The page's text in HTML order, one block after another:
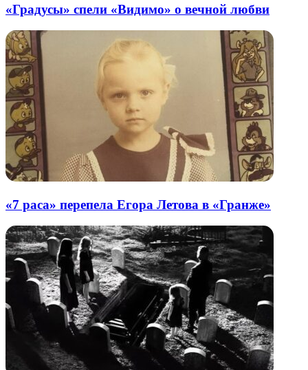
«Градусы» спели «Видимо» о вечной любви
«7 раса» перепела Егора Летова в «Гранже»